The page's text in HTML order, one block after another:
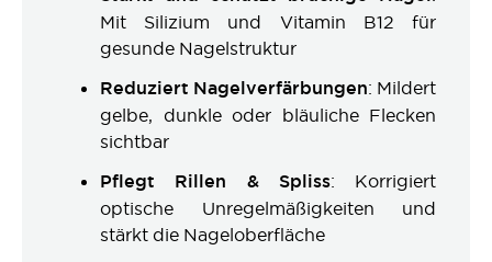
Mit Silizium und Vitamin B12 für
gesunde Nagelstruktur
Reduziert Nagelverfärbungen: Mildert
gelbe, dunkle oder bläuliche Flecken
sichtbar
Pflegt Rillen & Spliss: Korrigiert
optische Unregelmäßigkeiten und
stärkt die Nageloberfläche